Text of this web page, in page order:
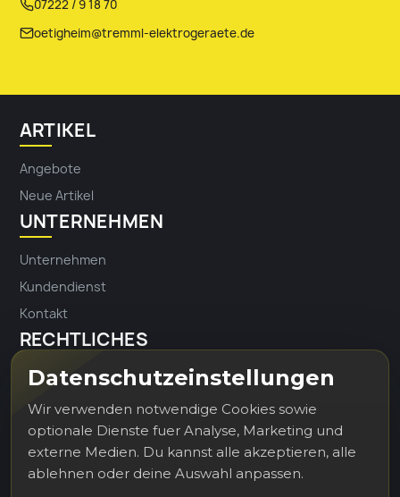
Datenschutzeinstellungen
Wir verwenden notwendige Cookies sowie
optionale Dienste fuer Analyse, Marketing und
externe Medien. Du kannst alle akzeptieren, alle
ablehnen oder deine Auswahl anpassen.
07222 / 9 18 70
oetigheim@tremml-elektrogeraete.de
ARTIKEL
Angebote
Neue Artikel
UNTERNEHMEN
Unternehmen
Kundendienst
Kontakt
RECHTLICHES
Impressum
Datenschutz
Erhalten Sie unsere Neuigkeiten und